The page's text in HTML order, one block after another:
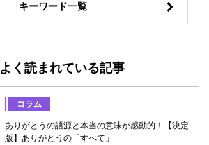
キーワード一覧
よく読まれている記事
コラム
ありがとうの語源と本当の意味が感動的！【決定
版】ありがとうの「すべて」